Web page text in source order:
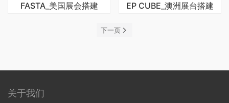
FASTA_美国展会搭建 EP CUBE_澳洲展台搭建
下一页
关于我们